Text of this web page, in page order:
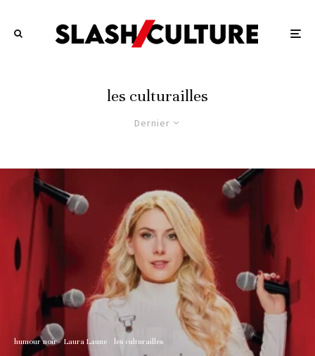
les culturailles
Dernier
humour noir Laura Laune les culturailles